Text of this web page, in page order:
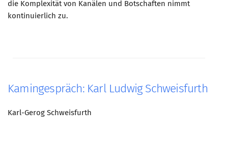
die Komplexität von Kanälen und Botschaften nimmt
kontinuierlich zu.
Kamingespräch: Karl Ludwig Schweisfurth
Karl-Gerog Schweisfurth